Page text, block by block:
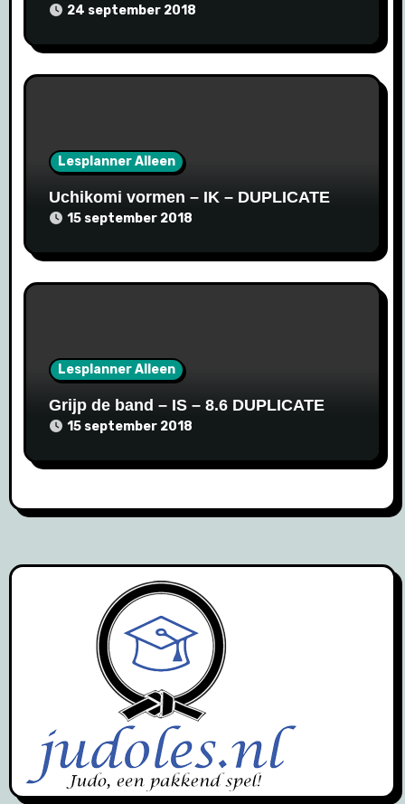
24 september 2018
Lesplanner Alleen
Uchikomi vormen – IK – DUPLICATE
15 september 2018
Lesplanner Alleen
Grijp de band – IS – 8.6 DUPLICATE
15 september 2018